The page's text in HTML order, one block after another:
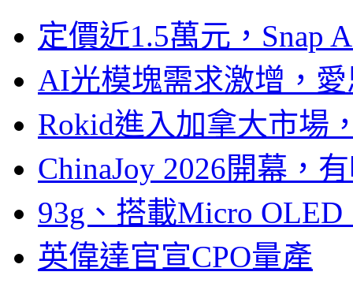
定價近1.5萬元，Snap
AI光模塊需求激增，
Rokid進入加拿大市場
ChinaJoy 2026開幕，
93g、搭載Micro
英偉達官宣CPO量產